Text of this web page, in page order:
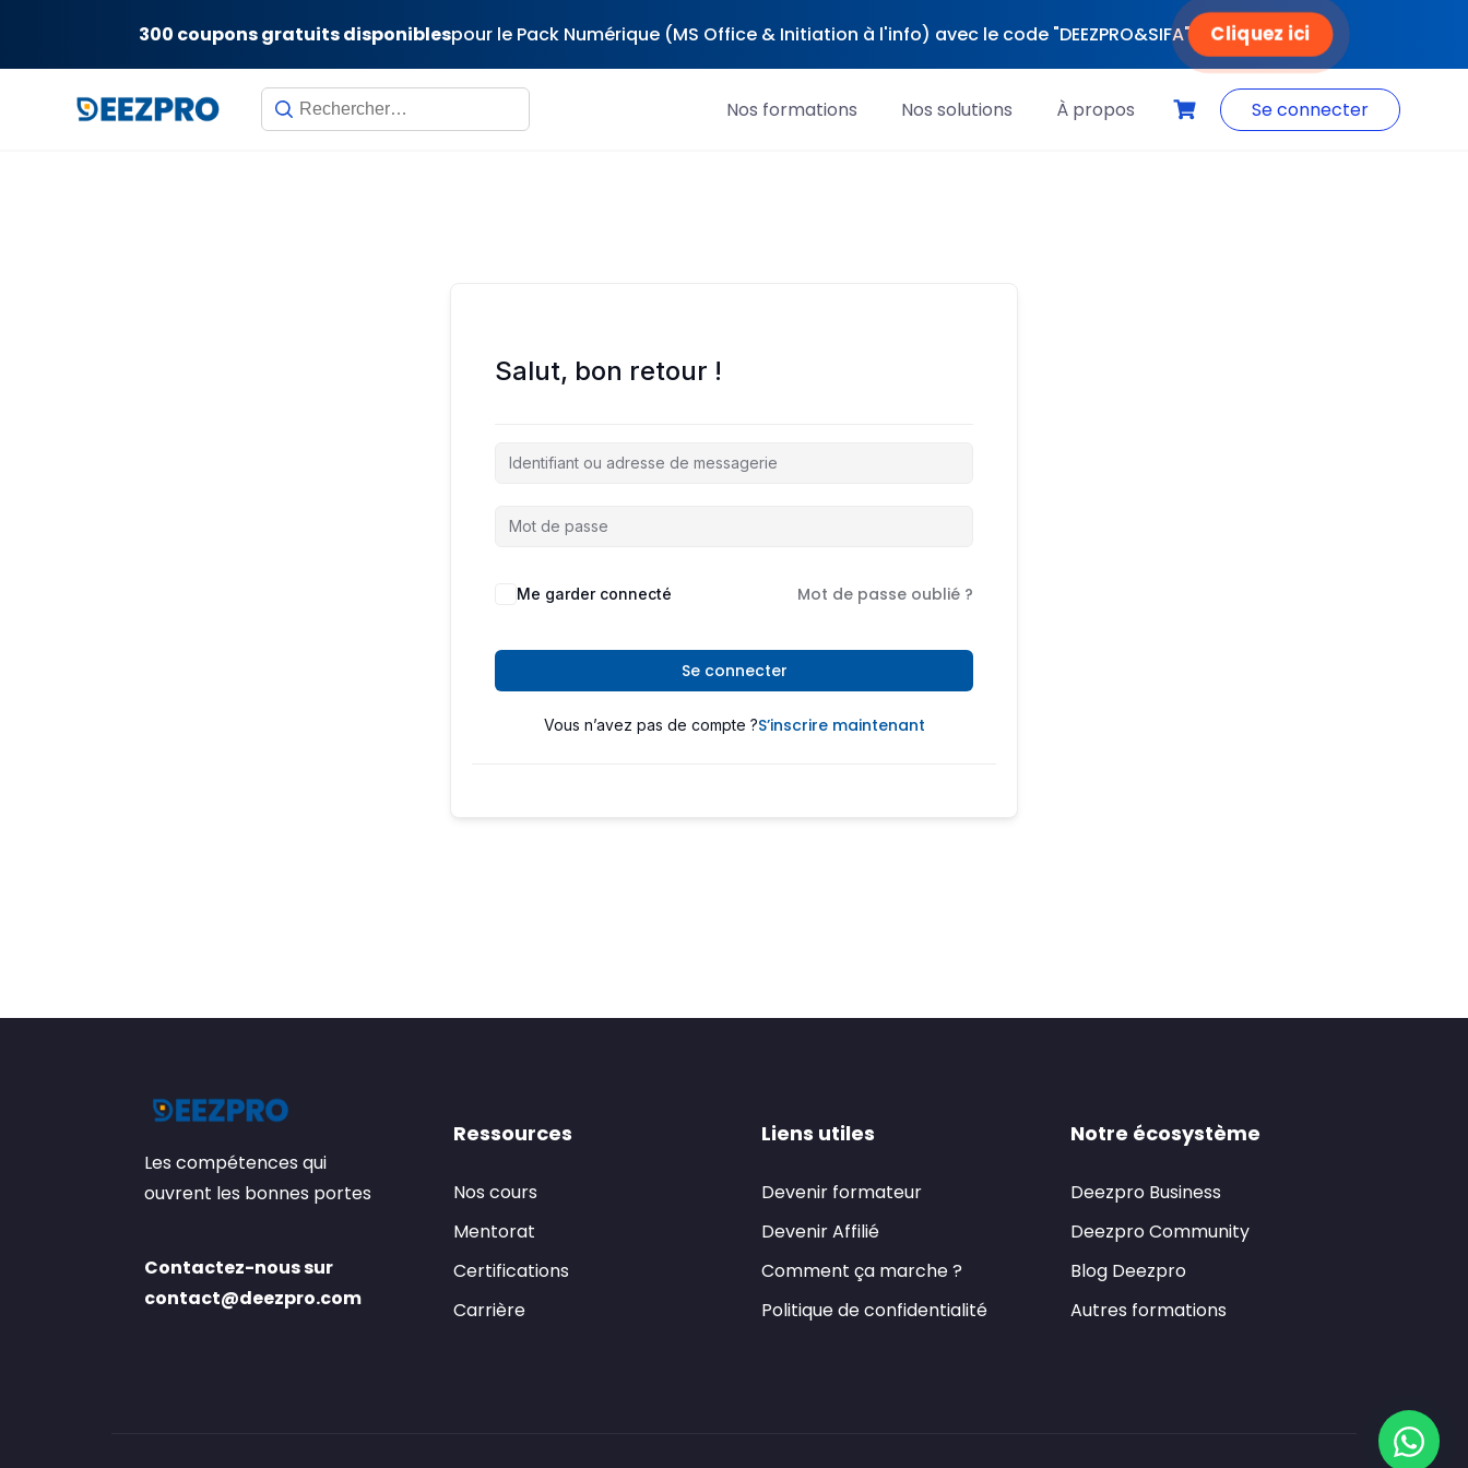
300 coupons gratuits disponiblespour le Pack Numérique (MS Office & Initiation à l'info) avec le code "DEEZPRO&SIFA" Cliquez ici
Nos formations Nos solutions À propos Se connecter
Salut, bon retour !
Me garder connecté Mot de passe oublié ?
Se connecter
Vous n’avez pas de compte ?S’inscrire maintenant
Les compétences qui
ouvrent les bonnes portes
Contactez-nous sur
contact@deezpro.com
Ressources
Nos cours
Mentorat
Certifications
Carrière
Liens utiles
Devenir formateur
Devenir Affilié
Comment ça marche ?
Politique de confidentialité
Notre écosystème
Deezpro Business
Deezpro Community
Blog Deezpro
Autres formations